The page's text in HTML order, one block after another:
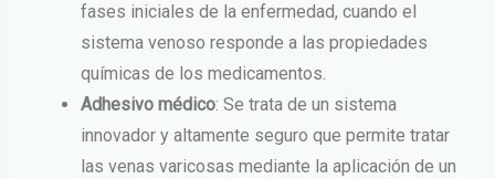
fases iniciales de la enfermedad, cuando el
sistema venoso responde a las propiedades
químicas de los medicamentos.
Adhesivo médico: Se trata de un sistema
innovador y altamente seguro que permite tratar
las venas varicosas mediante la aplicación de un